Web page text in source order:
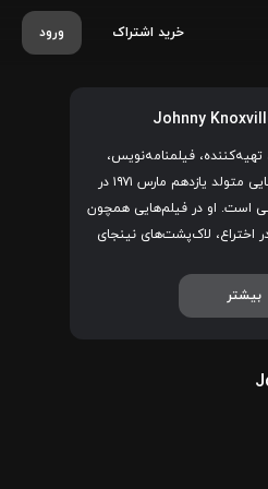
ورود خرید اشتراک
تهیه‌کننده، فیلمنامه‌نویس،
کمدین و بدل‌کار آمریکایی متولد یازدهم مارس ۱۹۷۱ در
است. او در فیلم‌هایی همچون
سیاه پوش ۲، پدر اختراع، لاک‌پشت‌های نینجای
جانی ناکسویل می‌توان
جایزه در جشنواره آثار
بیشتر